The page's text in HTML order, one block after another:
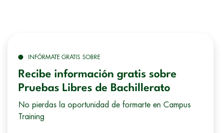
INFÓRMATE GRATIS SOBRE
Recibe información gratis sobre
Pruebas Libres de Bachillerato
No pierdas la oportunidad de formarte en Campus
Training